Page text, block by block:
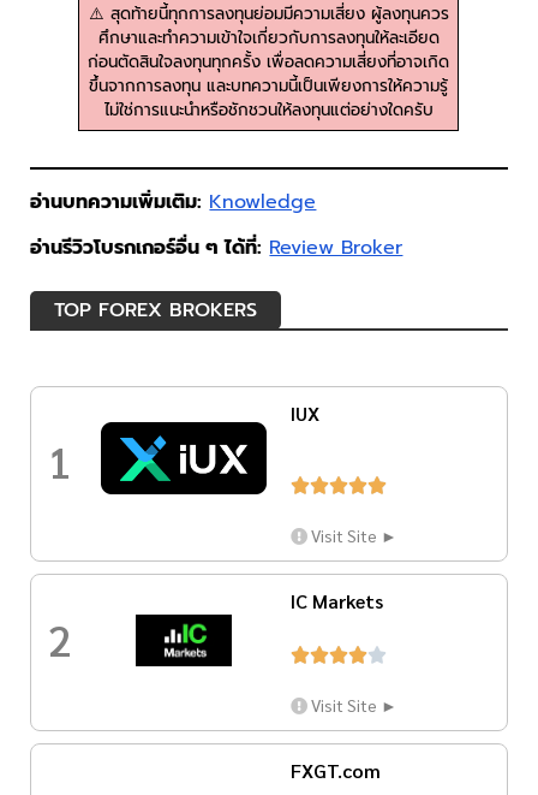
⚠️ สุดท้ายนี้ทุกการลงทุนย่อมมีความเสี่ยง ผู้ลงทุนควร
ศึกษาและทำความเข้าใจเกี่ยวกับการลงทุนให้ละเอียด
ก่อนตัดสินใจลงทุนทุกครั้ง เพื่อลดความเสี่ยงที่อาจเกิด
ขึ้นจากการลงทุน และบทความนี้เป็นเพียงการให้ความรู้
ไม่ใช่การแนะนำหรือชักชวนให้ลงทุนแต่อย่างใดครับ
อ่านบทความเพิ่มเติม: Knowledge
อ่านรีวิวโบรกเกอร์อื่น ๆ ได้ที่: Review Broker
TOP FOREX BROKERS
1
IUX

Visit Site ►
2
IC Markets

Visit Site ►
FXGT.com